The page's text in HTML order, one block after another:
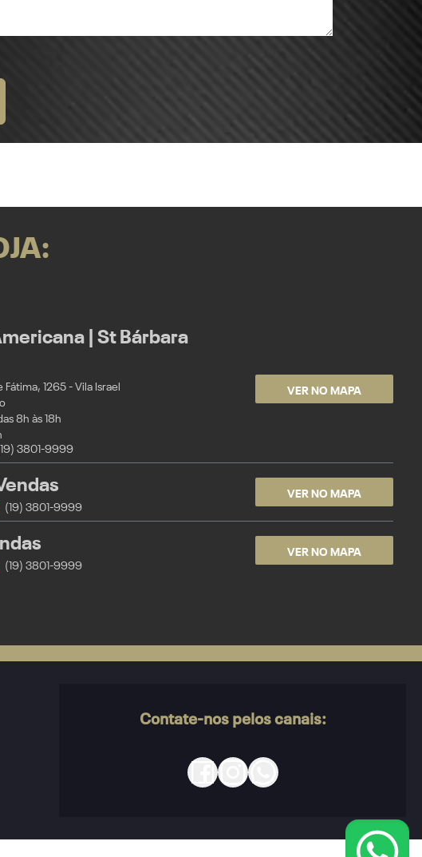
| St Bárbara
1265 - Vila Israel
8h às 18h
3801-9999
VER NO MAPA
(19) 3801-9999
VER NO MAPA
(19) 3801-9999
VER NO MAPA
Contate-nos pelos canais: